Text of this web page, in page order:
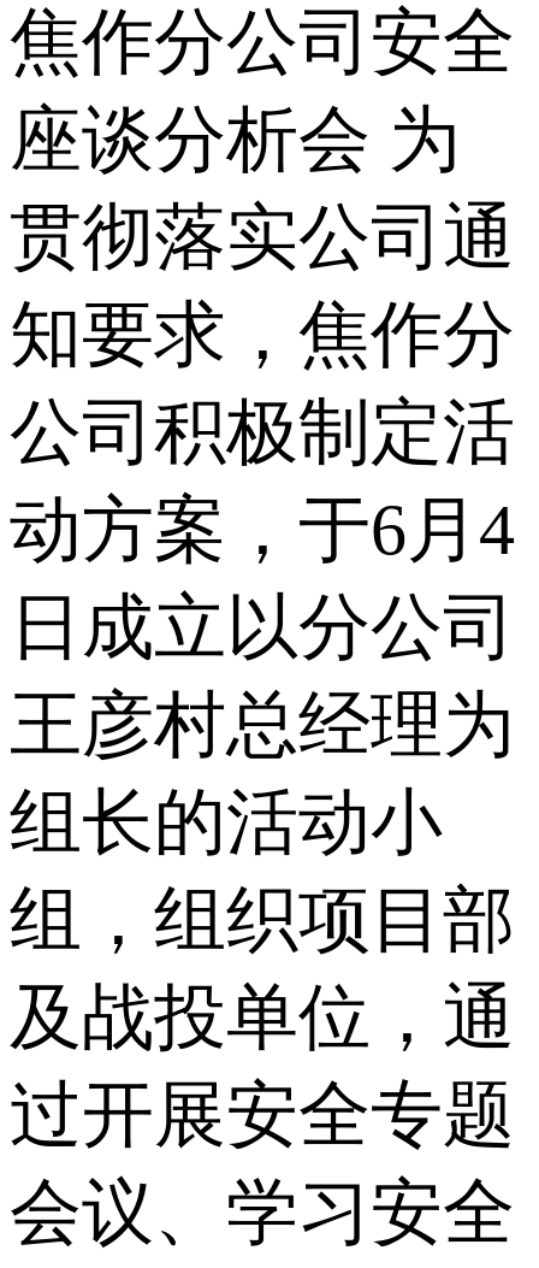
焦作分公司安全
座谈分析会 为
贯彻落实公司通
知要求，焦作分
公司积极制定活
动方案，于6月4
日成立以分公司
王彦村总经理为
组长的活动小
组，组织项目部
及战投单位，通
过开展安全专题
会议、学习安全